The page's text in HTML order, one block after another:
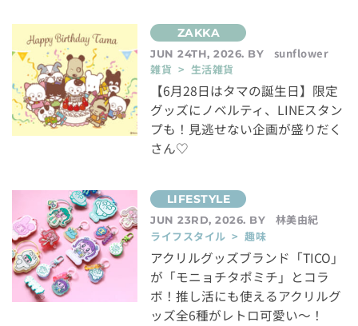
JUN 24TH, 2026. BY
sunflower
雑貨 > 生活雑貨
【6月28日はタマの誕生日】限定
グッズにノベルティ、LINEスタン
プも！見逃せない企画が盛りだく
さん♡
JUN 23RD, 2026. BY
林美由紀
ライフスタイル > 趣味
アクリルグッズブランド「TICO」
が「モニョチタポミチ」とコラ
ボ！推し活にも使えるアクリルグ
ッズ全6種がレトロ可愛い～！